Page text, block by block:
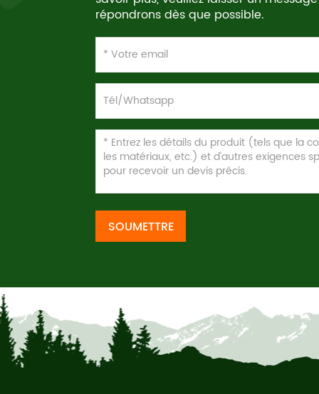
répondrons dès que possible.
SOUMETTRE